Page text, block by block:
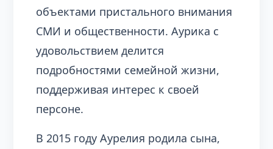
объектами пристального внимания
СМИ и общественности. Аурика с
удовольствием делится
подробностями семейной жизни,
поддерживая интерес к своей
персоне.
В 2015 году Аурелия родила сына,